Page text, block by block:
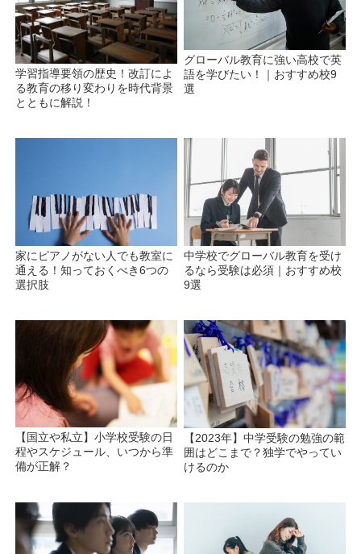
学習指導要領の歴史！改訂によ
る教育の移り変わりを時代背景
とともに解説！
グローバル教育に強い高校で英
語を学びたい！｜おすすめ校9
選
家にピアノがない人でも教室に
通える！知っておくべき6つの
選択肢
中学校でグローバル教育を受け
るなら受験は必須｜おすすめ校
9選
【国立や私立】小学校受験の日
程やスケジュール、いつから準
備が正解？
【2023年】中学受験の勉強の範
囲はどこまで？独学でやってい
けるのか